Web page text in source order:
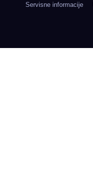
Servisne informacije